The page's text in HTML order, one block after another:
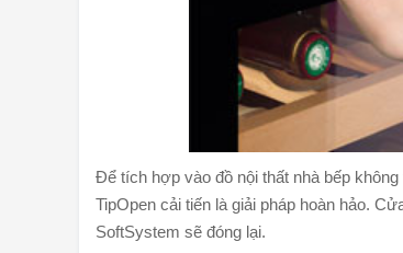
Để tích hợp vào đồ nội thất nhà bếp
TipOpen cải tiến là giải pháp hoàn hảo.
SoftSystem sẽ đóng lại.